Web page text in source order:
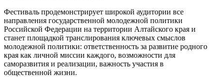
Фестиваль продемонстрирует широкой аудитории все
направления государственной молодежной политики
Российской Федерации на территории Алтайского края и
станет площадкой транслирования ключевых смыслов
молодежной политики: ответственность за развитие родного
края как личной миссии каждого, возможности для
саморазвития и реализации, важность участия в
общественной жизни.